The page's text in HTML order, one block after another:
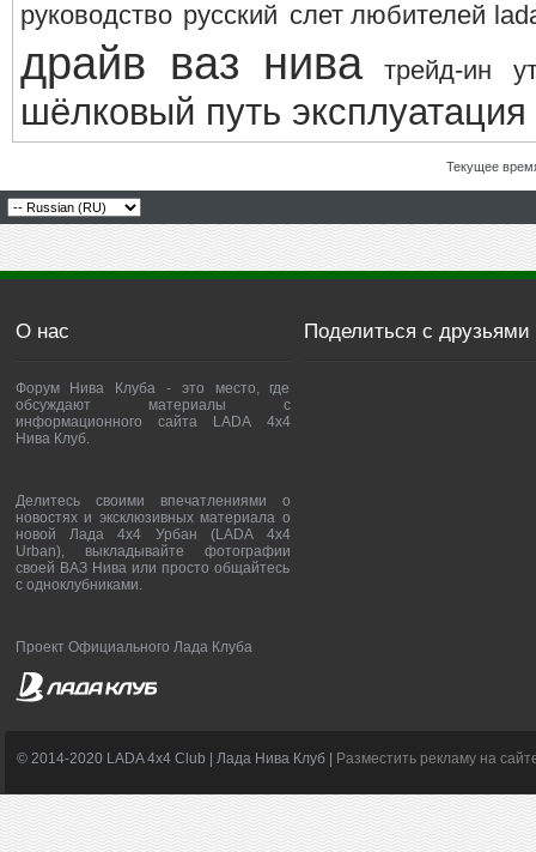
руководство русский слет любителей
драйв ваз нива трейд-ин
шёлковый путь эксплуатация
Текущее
О нас
Форум Нива Клуба - это место, где
обсуждают материалы с
информационного сайта LADA 4x4
Нива Клуб.
Делитесь своими впечатлениями о
новостях и эксклюзивных материала о
новой Лада 4х4 Урбан (LADA 4x4
Urban), выкладывайте фотографии
своей ВАЗ Нива или просто общайтесь
с одноклубниками.
Проект Официального Лада Клуба
Поделиться с друзьями
© 2014-2020 LADA 4x4 Club | Лада Нива Клуб | Разместить рекламу на